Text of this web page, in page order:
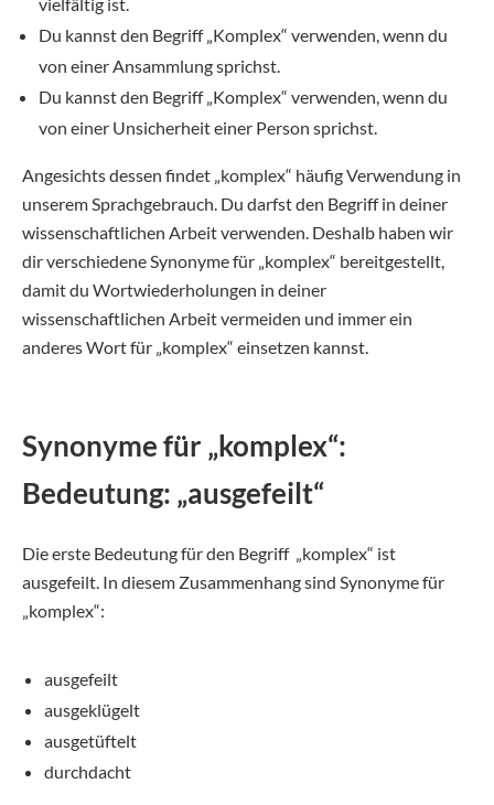
Du kannst den Begriff „Komplex“ verwenden, wenn du
von einer Ansammlung sprichst.
Du kannst den Begriff „Komplex“ verwenden, wenn du
von einer Unsicherheit einer Person sprichst.
Angesichts dessen findet „komplex“ häufig Verwendung in
unserem Sprachgebrauch. Du darfst den Begriff in deiner
wissenschaftlichen Arbeit verwenden. Deshalb haben wir
dir verschiedene Synonyme für „komplex“ bereitgestellt,
damit du Wortwiederholungen in deiner
wissenschaftlichen Arbeit vermeiden und immer ein
anderes Wort für „komplex“ einsetzen kannst.
Synonyme für „komplex“:
Bedeutung: „ausgefeilt“
Die erste Bedeutung für den Begriff „komplex“ ist
ausgefeilt. In diesem Zusammenhang sind Synonyme für
„komplex“:
ausgefeilt
ausgeklügelt
ausgetüftelt
durchdacht